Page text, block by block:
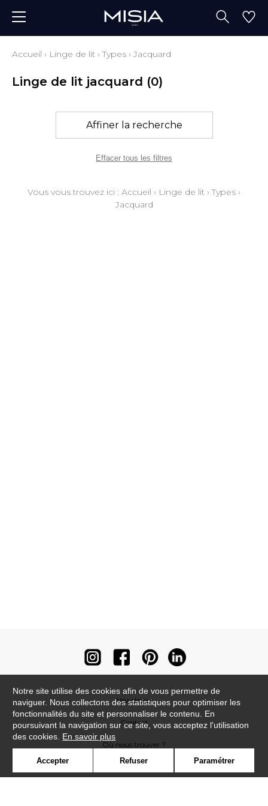
Accueil › Linge de lit ›Types › Jacquard
Linge de lit jacquard (0)
Affiner la recherche
Effacer tous les filtres
Vous vous trouvez ici : Accueil › Linge de lit ›Types ›
Jacquard
Newsletter
Contact
Où nous trouver ?
Notre site utilise des cookies afin de vous permettre de
naviguer. Nous collectons des statistiques pour optimiser les
fonctionnalités du site et personnaliser le contenu. En
poursuivant la navigation sur ce site, vous acceptez l'utilisation
des cookies. En savoir plus
Accepter Refuser Paramétrer